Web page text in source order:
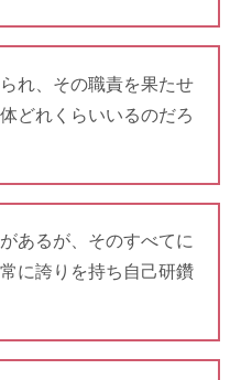
れ、その職責を果たせ
どれくらいいるのだろ
あるが、そのすべてに
に誇りを持ち自己研鑽